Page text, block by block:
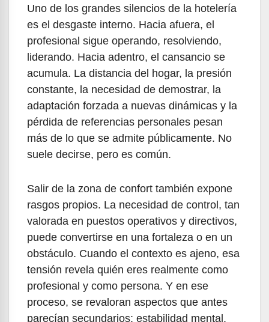
Uno de los grandes silencios de la hotelería
es el desgaste interno. Hacia afuera, el
profesional sigue operando, resolviendo,
liderando. Hacia adentro, el cansancio se
acumula. La distancia del hogar, la presión
constante, la necesidad de demostrar, la
adaptación forzada a nuevas dinámicas y la
pérdida de referencias personales pesan
más de lo que se admite públicamente. No
suele decirse, pero es común.
Salir de la zona de confort también expone
rasgos propios. La necesidad de control, tan
valorada en puestos operativos y directivos,
puede convertirse en una fortaleza o en un
obstáculo. Cuando el contexto es ajeno, esa
tensión revela quién eres realmente como
profesional y como persona. Y en ese
proceso, se revaloran aspectos que antes
parecían secundarios: estabilidad mental,